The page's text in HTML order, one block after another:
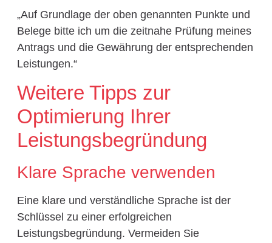
„Auf Grundlage der oben genannten Punkte und
Belege bitte ich um die zeitnahe Prüfung meines
Antrags und die Gewährung der entsprechenden
Leistungen.“
Weitere Tipps zur
Optimierung Ihrer
Leistungsbegründung
Klare Sprache verwenden
Eine klare und verständliche Sprache ist der
Schlüssel zu einer erfolgreichen
Leistungsbegründung. Vermeiden Sie